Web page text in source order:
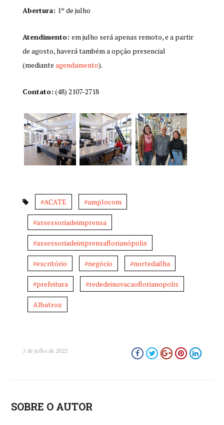
Abertura: 1º de julho
Atendimento: em julho será apenas remoto, e a partir
de agosto, haverá também a opção presencial
(mediante agendamento).
Contato: (48) 2107-2718
#ACATE #amplocom
#assessoriadeimprensa
#assessoriadeimprensaflorianópolis
#escritório #negócio #nortedailha
#prefeitura #rededeinovacaoflorianopolis
Albatroz
1 de julho de 2022
SOBRE O AUTOR